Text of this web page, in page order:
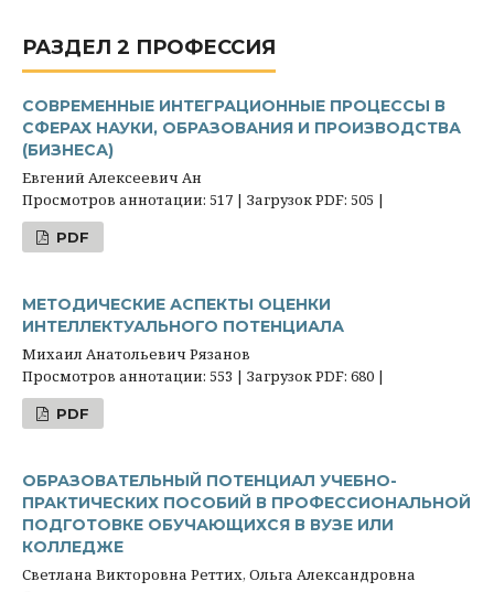
РАЗДЕЛ 2 ПРОФЕССИЯ
СОВРЕМЕННЫЕ ИНТЕГРАЦИОННЫЕ ПРОЦЕССЫ В
СФЕРАХ НАУКИ, ОБРАЗОВАНИЯ И ПРОИЗВОДСТВА
(БИЗНЕСА)
Евгений Алексеевич Ан
Просмотров аннотации: 517 | Загрузок PDF: 505 |
PDF
МЕТОДИЧЕСКИЕ АСПЕКТЫ ОЦЕНКИ
ИНТЕЛЛЕКТУАЛЬНОГО ПОТЕНЦИАЛА
Михаил Анатольевич Рязанов
Просмотров аннотации: 553 | Загрузок PDF: 680 |
PDF
ОБРАЗОВАТЕЛЬНЫЙ ПОТЕНЦИАЛ УЧЕБНО-
ПРАКТИЧЕСКИХ ПОСОБИЙ В ПРОФЕССИОНАЛЬНОЙ
ПОДГОТОВКЕ ОБУЧАЮЩИХСЯ В ВУЗЕ ИЛИ
КОЛЛЕДЖЕ
Светлана Викторовна Реттих, Ольга Александровна